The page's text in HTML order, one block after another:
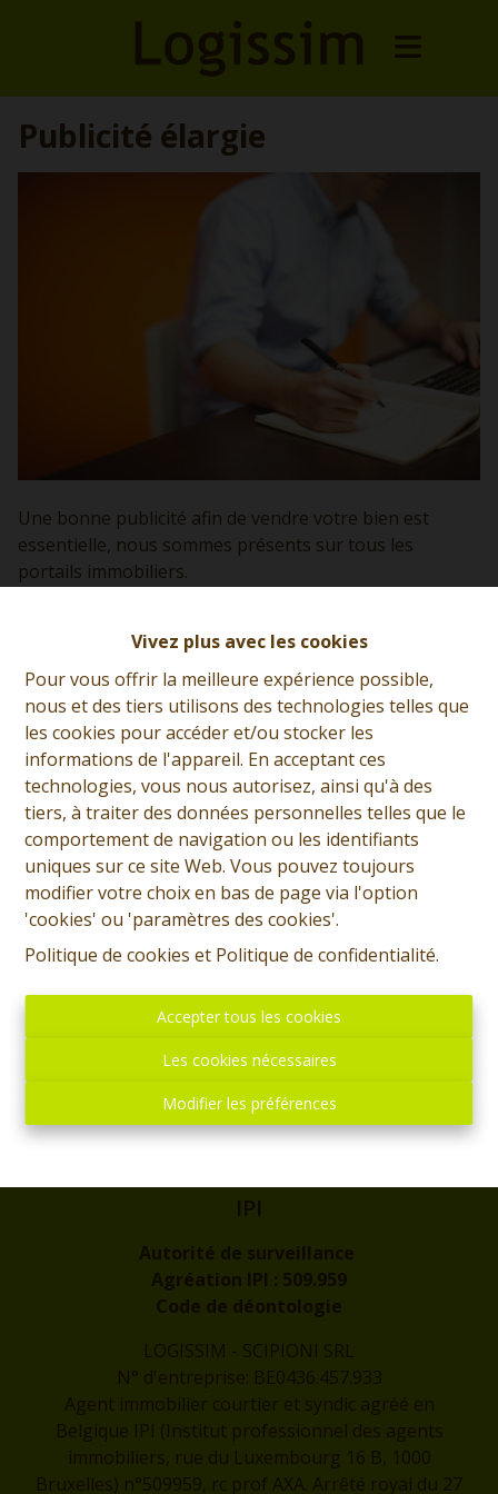
Vivez plus avec les cookies
Pour vous offrir la meilleure expérience possible,
nous et des tiers utilisons des technologies telles que
les cookies pour accéder et/ou stocker les
informations de l'appareil. En acceptant ces
technologies, vous nous autorisez, ainsi qu'à des
tiers, à traiter des données personnelles telles que le
comportement de navigation ou les identifiants
uniques sur ce site Web. Vous pouvez toujours
modifier votre choix en bas de page via l'option
'cookies' ou 'paramètres des cookies'.
Politique de cookies et Politique de confidentialité.
Accepter tous les cookies
Les cookies nécessaires
Modifier les préférences
Publicité élargie
Une bonne publicité afin de vendre votre bien est
essentielle, nous sommes présents sur tous les
portails immobiliers.
Adresse
7300 - BOUSSU
info@logissim.be
IPI
Autorité de surveillance
Agréation IPI : 509.959
Code de déontologie
LOGISSIM - SCIPIONI SRL
N° d'entreprise: BE0436.457.933
Agent immobilier courtier et syndic agréé en
Belgique IPI (Institut professionnel des agents
immobiliers, rue du Luxembourg 16 B, 1000
Bruxelles) n°509959, rc prof AXA. Arrêté royal du 27